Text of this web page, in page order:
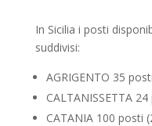
In Sicilia i posti
suddivisi:
AGRIGENTO 35
CALTANISSETTA
CATANIA 100 posti